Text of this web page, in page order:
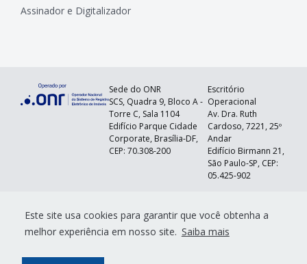
Este site usa cookies para garantir que você obtenha a
melhor experiência em nosso site. Saiba mais
Assinador e Digitalizador
Sede do ONR
SCS, Quadra 9, Bloco A -
Torre C, Sala 1104
Edifício Parque Cidade
Corporate, Brasília-DF,
CEP: 70.308-200
Escritório
Operacional
Av. Dra. Ruth
Cardoso, 7221, 25º
Andar
Edifício Birmann 21,
São Paulo-SP, CEP:
05.425-902
Registro Eletrônico de Imóveis - ONR. CNPJ:
37.318.313/0001-00